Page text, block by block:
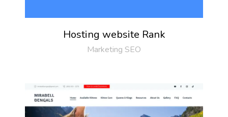
Hosting website Rank
Marketing SEO